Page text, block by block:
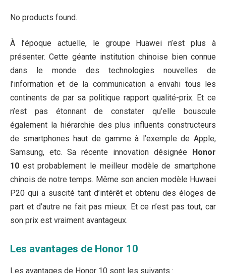
No products found.
À l’époque actuelle, le groupe Huawei n’est plus à
présenter. Cette géante institution chinoise bien connue
dans le monde des technologies nouvelles de
l’information et de la communication a envahi tous les
continents de par sa politique rapport qualité-prix. Et ce
n’est pas étonnant de constater qu’elle bouscule
également la hiérarchie des plus influents constructeurs
de smartphones haut de gamme à l’exemple de Apple,
Samsung, etc. Sa récente innovation désignée
Honor
10 est probablement le meilleur modèle de smartphone
chinois de notre temps. Même son ancien modèle Huwaei
P20 qui a suscité tant d’intérêt et obtenu des éloges de
part et d’autre ne fait pas mieux. Et ce n’est pas tout, car
son prix est vraiment avantageux.
Les avantages de Honor 10
Les avantages de Honor 10 sont les suivants :